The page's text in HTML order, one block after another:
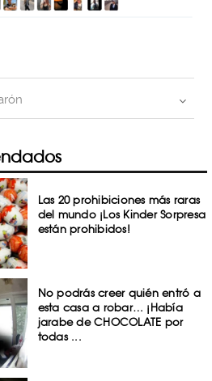
Las 20 prohibiciones más raras
del mundo ¡Los Kinder Sorpresa
están prohibidos!
No podrás creer quién entró a
esta casa a robar… ¡Había
jarabe de CHOCOLATE por
todas ...